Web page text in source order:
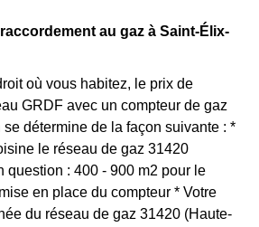
au gaz à Saint-Élix-
où vous habitez, le prix de
GRDF avec un compteur de gaz
détermine de la façon suivante : *
le réseau de gaz 31420
question : 400 - 900 m2 pour le
en place du compteur * Votre
du réseau de gaz 31420 (Haute-